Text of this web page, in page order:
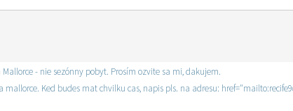
- nie sezónny pobyt. Prosím ozvite sa mi, dakujem.
Ked budes mat chvilku cas, napis pls. na adresu: